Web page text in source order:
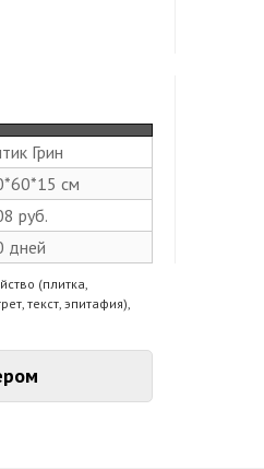
Грин
см
руб.
дней
(плитка,
текст, эпитафия),